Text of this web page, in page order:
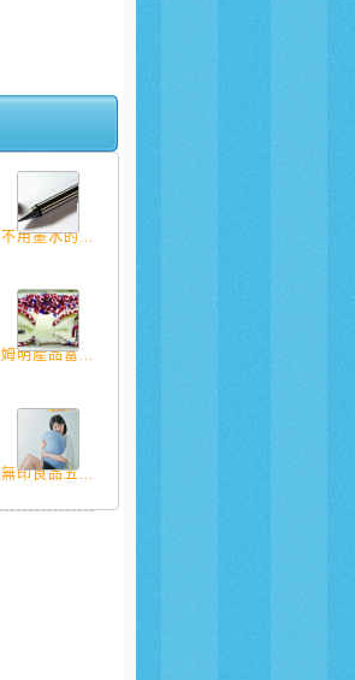
不用墨水的...
姆明產品富...
無印良品五...